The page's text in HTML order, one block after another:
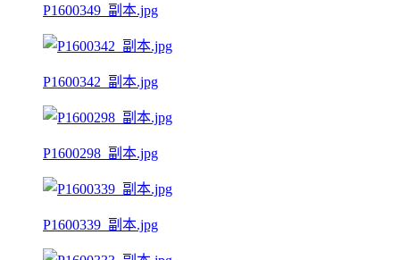
P1600349_副本.jpg
P1600342_副本.jpg
P1600298_副本.jpg
P1600339_副本.jpg